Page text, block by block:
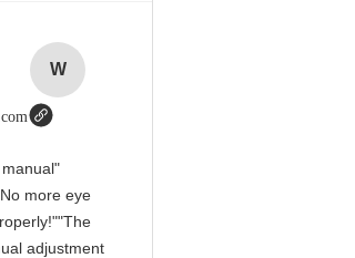
W
more eye
adjustment